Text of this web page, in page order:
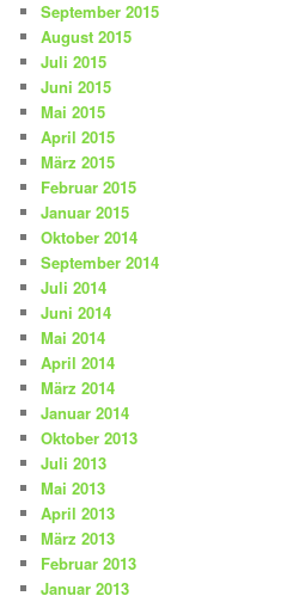
September 2015
August 2015
Juli 2015
Juni 2015
Mai 2015
April 2015
März 2015
Februar 2015
Januar 2015
Oktober 2014
September 2014
Juli 2014
Juni 2014
Mai 2014
April 2014
März 2014
Januar 2014
Oktober 2013
Juli 2013
Mai 2013
April 2013
März 2013
Februar 2013
Januar 2013